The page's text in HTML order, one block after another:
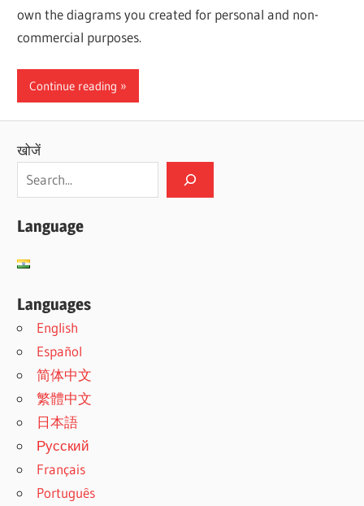
own the diagrams you created for personal and non-
commercial purposes.
Continue reading
खोजें
Language
Languages
English
Español
简体中文
繁體中文
日本語
Русский
Français
Português